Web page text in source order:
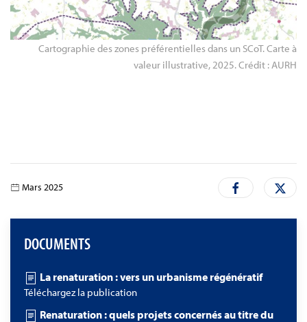
Cartographie des zones préférentielles dans un SCoT. Carte à
valeur illustrative, 2025. Crédit : AURH
Mars 2025
DOCUMENTS
La renaturation : vers un urbanisme régénératif
Téléchargez la publication
Renaturation : quels projets concernés au titre du